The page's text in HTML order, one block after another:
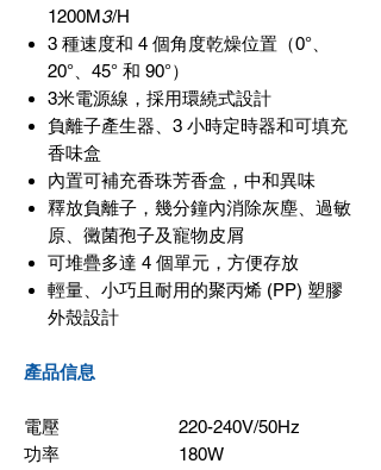
1200M3/H
3 種速度和 4 個角度乾燥位置（0°、
20°、45° 和 90°）
3米電源線，採用環繞式設計
負離子產生器、3 小時定時器和可填充
香味盒
內置可補充香珠芳香盒，中和異味
釋放負離子，幾分鐘內消除灰塵、過敏
原、黴菌孢子及寵物皮屑
可堆疊多達 4 個單元，方便存放
輕量、小巧且耐用的聚丙烯 (PP) 塑膠
外殼設計
產品信息
電壓
220-240V/50Hz
功率
180W